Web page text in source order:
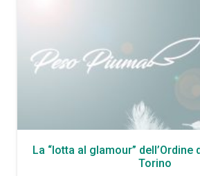
La “lotta al glamour” dell’Ordine
Torino